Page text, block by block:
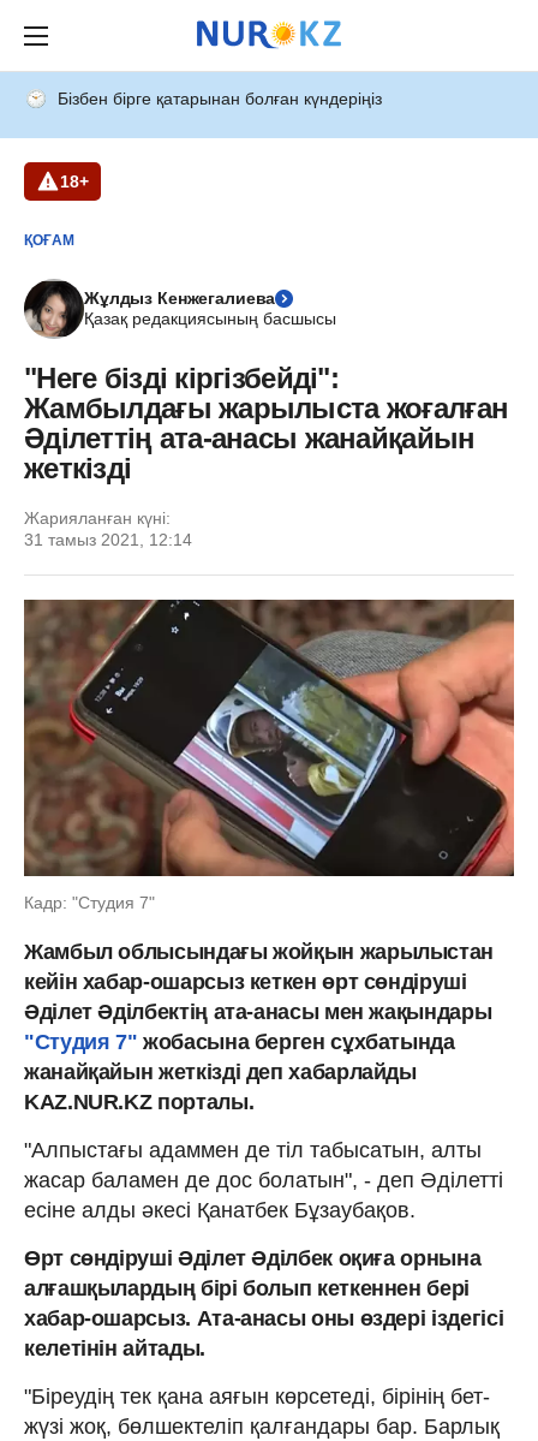
Бізбен бірге қатарынан болған күндеріңіз
18+
ҚОҒАМ
Жұлдыз Кенжегалиева
Қазақ редакциясының басшысы
"Неге бізді кіргізбейді":
Жамбылдағы жарылыста жоғалған
Әділеттің ата-анасы жанайқайын
жеткізді
Жарияланған күні:
31 тамыз 2021, 12:14
Кадр: "Студия 7"
Жамбыл облысындағы жойқын жарылыстан
кейін хабар-ошарсыз кеткен өрт сөндіруші
Әділет Әділбектің ата-анасы мен жақындары
"Студия 7"жобасына берген сұхбатында
жанайқайын жеткізді деп хабарлайды
KAZ.NUR.KZ порталы.
"Алпыстағы адаммен де тіл табысатын, алты
жасар баламен де дос болатын", - деп Әділетті
есіне алды әкесі Қанатбек Бұзаубақов.
Өрт сөндіруші Әділет Әділбек оқиға орнына
алғашқылардың бірі болып кеткеннен бері
хабар-ошарсыз. Ата-анасы оны өздері іздегісі
келетінін айтады.
"Біреудің тек қана аяғын көрсетеді, бірінің бет-
жүзі жоқ, бөлшектеліп қалғандары бар. Барлық